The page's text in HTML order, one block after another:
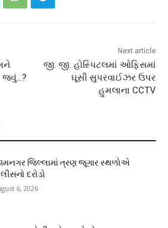
જવું…?
Next article
જી. જી. હોસ્પિટલમાં ઓફિસમાં
ઘૂસી સુપરવાઈઝર ઉપર
હુમલાના CCTV
જિલ્લામાં ત્રણ જૂગાર સ્થળોએ
દરોડો
6, 2026